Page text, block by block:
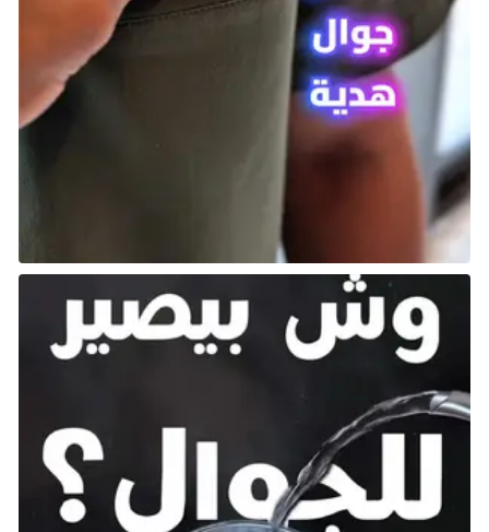
المنصات: Xbox 360، PlayStation 3، PlayStation 2،
PlayStation Portable، Wii، 3DS، PC
المطور: Konami
تاريخ الإصدار: 20 سبتمبر 2012
النوع: رياضة
بالنسبة للاعبين الذين يبحثون عن تجربة عميقة في وضع
المسيرة، تقدم PES 2013 واحدة من أكثر الخيارات إثارة في
ألعاب كرة القدم. رغم أن أسلوب اللعب يبدو أقرب إلى الأركيد
بمعايير اليوم، إلا أن وضع Become A Legend يظل أحد أبرز